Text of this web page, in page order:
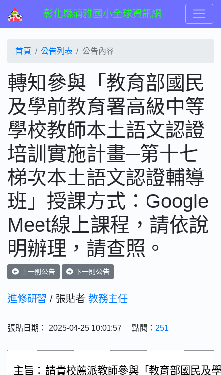
彰化縣湳雅國小全球資訊網
首頁 公告列表 公告內容
轉知參與「教育部國民
及學前教育署高級中等
學校教師本土語文認證
培訓實施計畫─第十七
梯次本土語文認證輔導
班」授課方式：Google
Meet線上課程，請依說
明辦理，請查照。
上一則公告 下一則公告
進修研習 / 張貼者 教務主任
張貼日期： 2025-04-25 10:01:57 點閱： 251
主旨： 請貴校薦派教師參與「教育部國民及